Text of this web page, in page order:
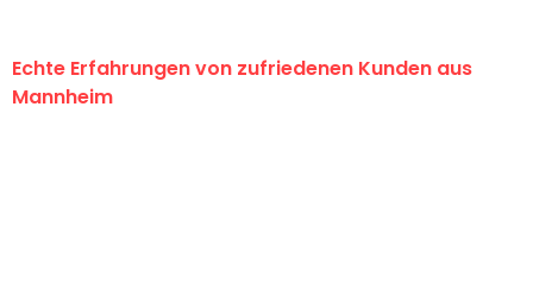
Echte Erfahrungen von zufriedenen Kunden aus
Mannheim